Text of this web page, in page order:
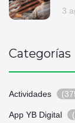
3
Categorías
Actividades
App YB Digital